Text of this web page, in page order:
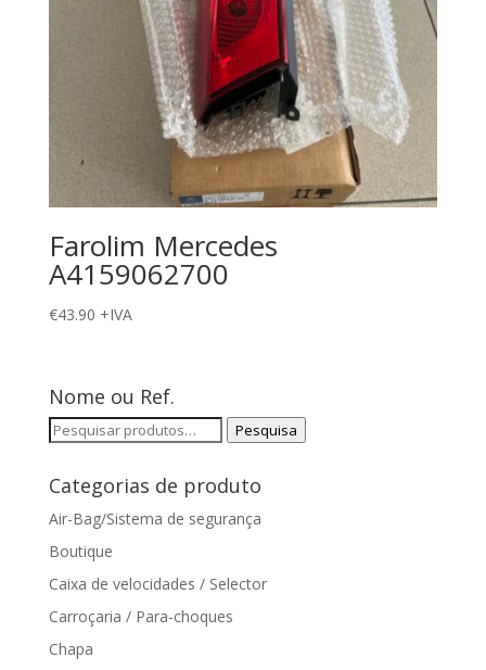
Farolim Mercedes
A4159062700
€43.90 +IVA
Nome ou Ref.
Pesquisar
Pesquisa
Categorias de produto
Air-Bag/Sistema de segurança
Boutique
Caixa de velocidades / Selector
Carroçaria / Para-choques
Chapa